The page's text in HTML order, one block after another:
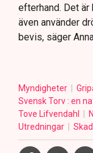
efterhand. Det är
även använder
bevis, säger
Myndigheter
Svensk Torv : en
Tove Lifvendahl
Utredningar